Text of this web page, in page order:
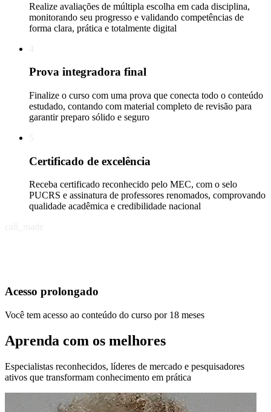
Realize avaliações de múltipla escolha em cada disciplina,
monitorando seu progresso e validando competências de
forma clara, prática e totalmente digital
Prova integradora final
Finalize o curso com uma prova que conecta todo o conteúdo
estudado, contando com material completo de revisão para
garantir preparo sólido e seguro
Certificado de excelência
Receba certificado reconhecido pelo MEC, com o selo
PUCRS e assinatura de professores renomados, comprovando
qualidade acadêmica e credibilidade nacional
Acesso prolongado
Você tem acesso ao conteúdo do curso por 18 meses
Aprenda com os melhores
Especialistas reconhecidos, líderes de mercado e pesquisadores
ativos que transformam conhecimento em prática